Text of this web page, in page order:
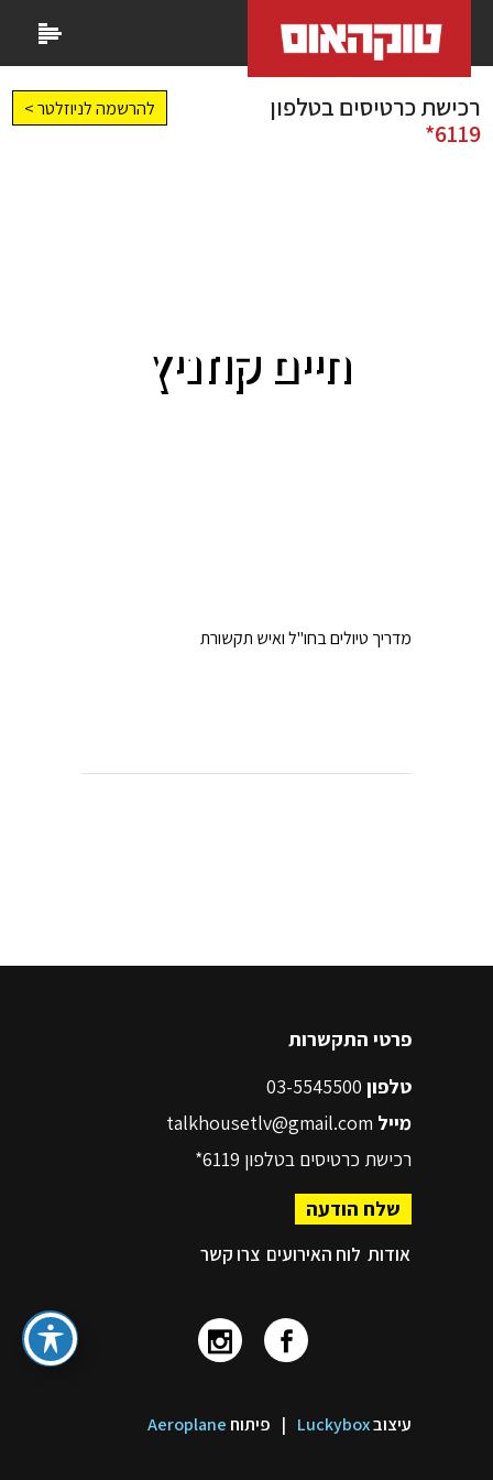
רכישת כרטיסים בטלפון
6119*
להרשמה לניוזלטר >
חיים קוזניץ
מדריך טיולים בחו"ל ואיש תקשורת
פרטי התקשרות
טלפון
מייל talkhousetlv@gmail.com
רכישת כרטיסים בטלפון 6119*
שלח הודעה
אודות לוח האירועים צרו קשר
עיצובLuckybox
| פיתוח Aeroplane